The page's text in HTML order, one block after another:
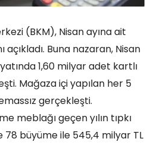
(BKM), Nisan ayına ait
açıkladı. Buna nazaran, Nisan
1,60 milyar adet kartlı
Mağaza içi yapılan her 5
gerçekleşti.
meblağı geçen yılın tıpkı
büyüme ile 545,4 milyar TL